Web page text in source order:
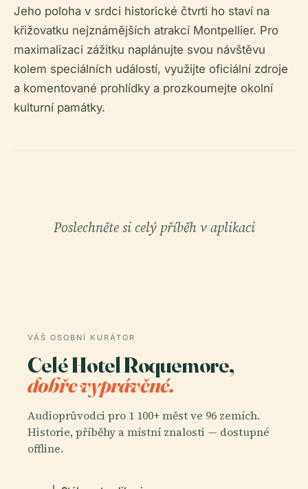
Jeho poloha v srdci historické čtvrti ho staví na
křižovatku nejznámějších atrakcí Montpellier. Pro
maximalizaci zážitku naplánujte svou návštěvu
kolem speciálních událostí, využijte oficiální zdroje
a komentované prohlídky a prozkoumejte okolní
kulturní památky.
Poslechněte si celý příběh v aplikaci
VÁŠ OSOBNÍ KURÁTOR
Celé Hotel Roquemore,
dobře vyprávěné.
Audioprůvodci pro 1 100+ měst ve 96 zemích.
Historie, příběhy a místní znalosti — dostupné
offline.